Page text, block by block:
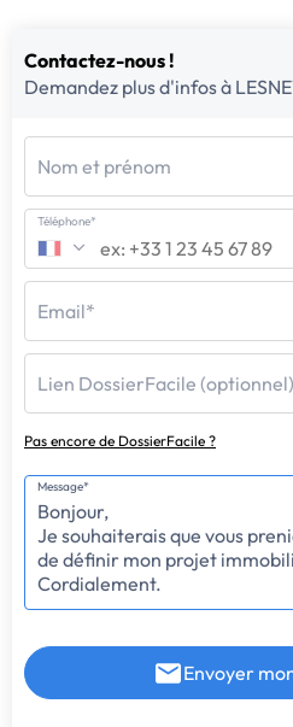
Contactez-nous !
Demandez plus d'infos à
Nom et prénom
Téléphone*
Email*
Lien DossierFacile (optionnel)
Pas encore de DossierFacile ?
Message*
Envoyer